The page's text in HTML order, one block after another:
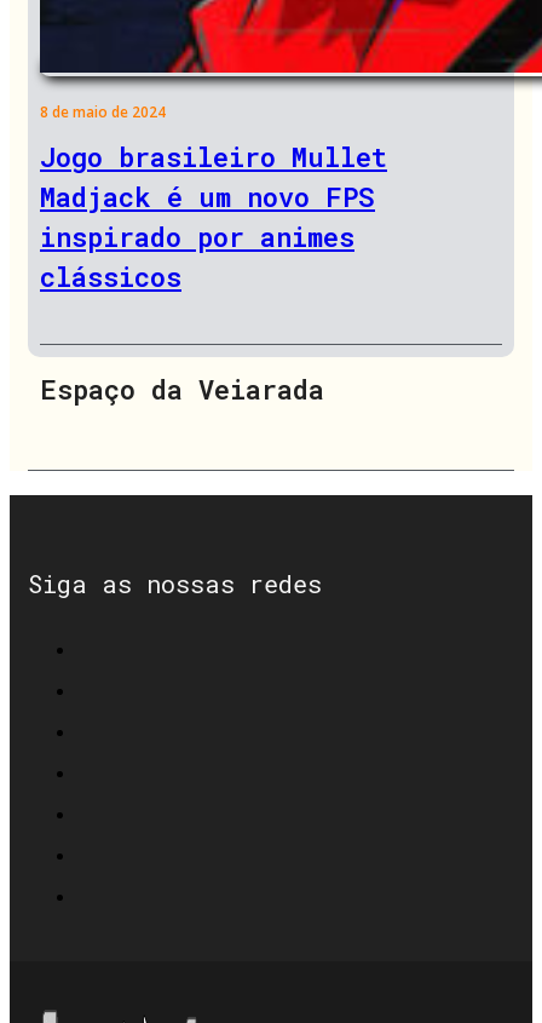
8 de maio de 2024
Jogo brasileiro Mullet
Madjack é um novo FPS
inspirado por animes
clássicos
Espaço da Veiarada
Siga as nossas redes